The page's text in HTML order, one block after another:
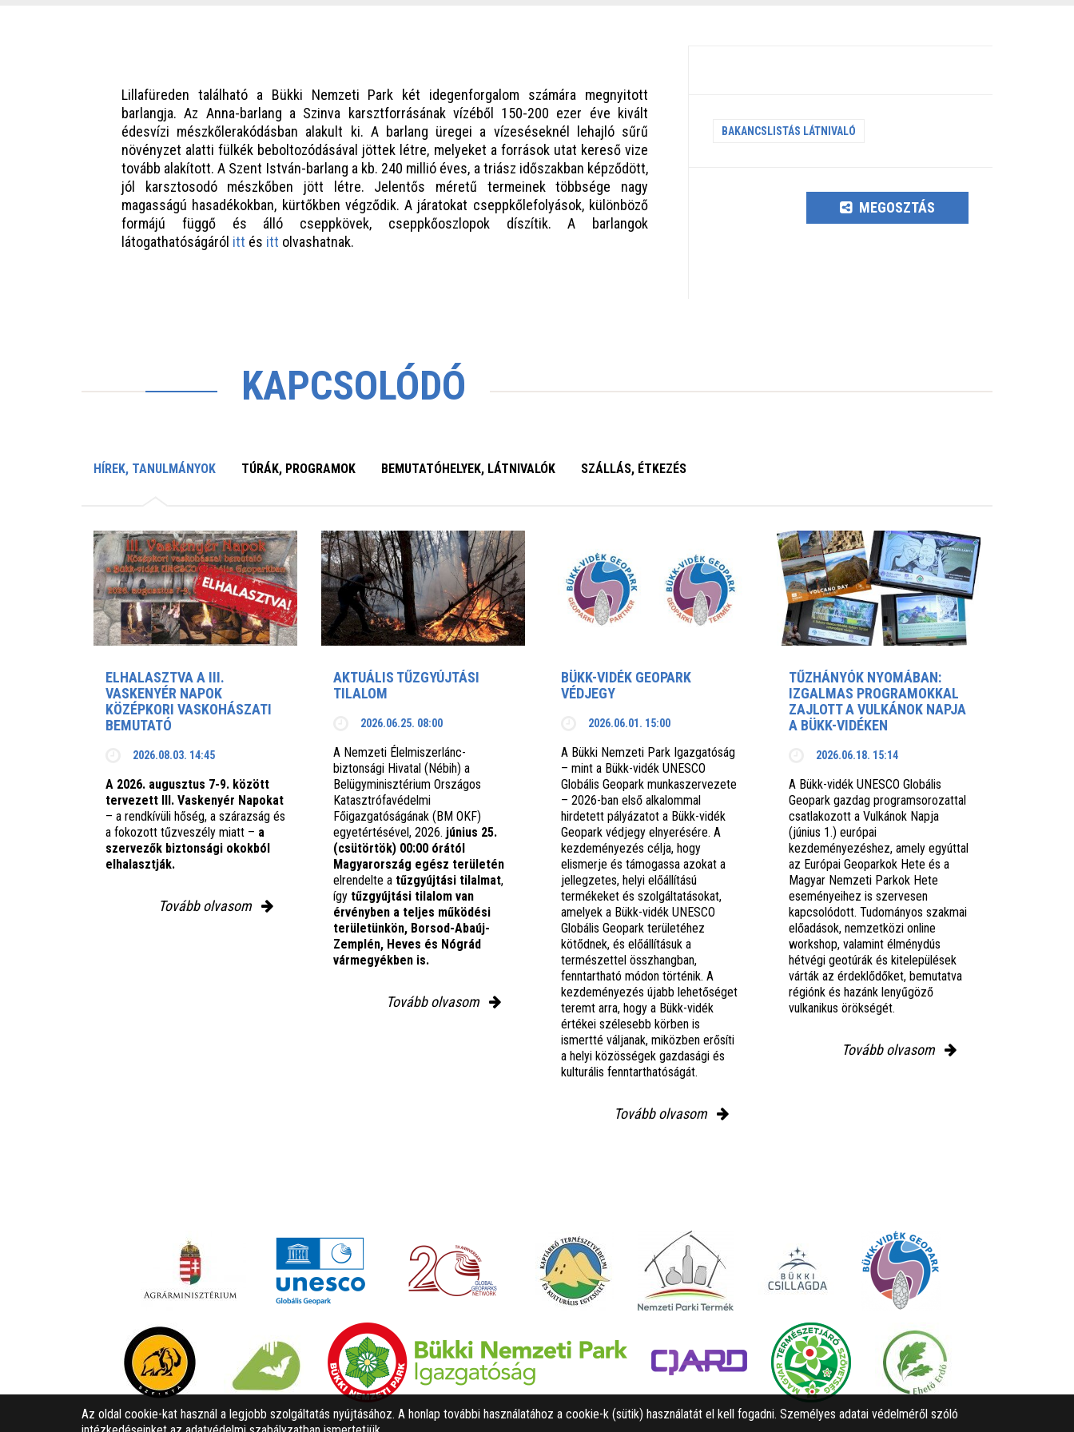
Lillafüreden található a Bükki Nemzeti Park két idegenforgalom számára megnyitott
barlangja. Az Anna-barlang a Szinva karsztforrásának vízéből 150-200 ezer éve kivált
édesvízi mészkőlerakódásban alakult ki. A barlang üregei a vízeséseknél lehajló sűrű
növényzet alatti fülkék beboltozódásával jöttek létre, melyeket a források utat kereső vize
tovább alakított. A Szent István-barlang a kb. 240 millió éves, a triász időszakban képződött,
jól karsztosodó mészkőben jött létre. Jelentős méretű termeinek többsége nagy
magasságú hasadékokban, kürtőkben végződik. A járatokat cseppkőlefolyások, különböző
formájú függő és álló cseppkövek, cseppkőoszlopok díszítik. A barlangok
látogathatóságáról itt és itt olvashatnak.
BAKANCSLISTÁS LÁTNIVALÓ
MEGOSZTÁS
KAPCSOLÓDÓ
HÍREK, TANULMÁNYOK TÚRÁK, PROGRAMOK BEMUTATÓHELYEK, LÁTNIVALÓK SZÁLLÁS, ÉTKEZÉS
ELHALASZTVA A III.
VASKENYÉR NAPOK
KÖZÉPKORI VASKOHÁSZATI
BEMUTATÓ
2026.08.03. 14:45
A 2026. augusztus 7-9. között
tervezett III. Vaskenyér Napokat
– a rendkívüli hőség, a szárazság és
a fokozott tűzveszély miatt – a
szervezők biztonsági okokból
elhalasztják.
Tovább olvasom
AKTUÁLIS TŰZGYÚJTÁSI
TILALOM
2026.06.25. 08:00
A Nemzeti Élelmiszerlánc-
biztonsági Hivatal (Nébih) a
Belügyminisztérium Országos
Katasztrófavédelmi
Főigazgatóságának (BM OKF)
egyetértésével, 2026. június 25.
(csütörtök) 00:00 órától
Magyarország egész területén
elrendelte a tűzgyújtási tilalmat,
így tűzgyújtási tilalom van
érvényben a teljes működési
területünkön, Borsod-Abaúj-
Zemplén, Heves és Nógrád
vármegyékben is.
Tovább olvasom
BÜKK-VIDÉK GEOPARK
VÉDJEGY
2026.06.01. 15:00
A Bükki Nemzeti Park Igazgatóság
– mint a Bükk-vidék UNESCO
Globális Geopark munkaszervezete
– 2026-ban első alkalommal
hirdetett pályázatot a Bükk-vidék
Geopark védjegy elnyerésére. A
kezdeményezés célja, hogy
elismerje és támogassa azokat a
jellegzetes, helyi előállítású
termékeket és szolgáltatásokat,
amelyek a Bükk-vidék UNESCO
Globális Geopark területéhez
kötődnek, és előállításuk a
természettel összhangban,
fenntartható módon történik. A
kezdeményezés újabb lehetőséget
teremt arra, hogy a Bükk-vidék
értékei szélesebb körben is
ismertté váljanak, miközben erősíti
a helyi közösségek gazdasági és
kulturális fenntarthatóságát.
Tovább olvasom
TŰZHÁNYÓK NYOMÁBAN:
IZGALMAS PROGRAMOKKAL
ZAJLOTT A VULKÁNOK NAPJA
A BÜKK-VIDÉKEN
2026.06.18. 15:14
A Bükk-vidék UNESCO Globális
Geopark gazdag programsorozattal
csatlakozott a Vulkánok Napja
(június 1.) európai
kezdeményezéshez, amely egyúttal
az Európai Geoparkok Hete és a
Magyar Nemzeti Parkok Hete
eseményeihez is szervesen
kapcsolódott. Tudományos szakmai
előadások, nemzetközi online
workshop, valamint élménydús
hétvégi geotúrák és kitelepülések
várták az érdeklődőket, bemutatva
régiónk és hazánk lenyűgöző
vulkanikus örökségét.
Tovább olvasom
Az oldal cookie-kat használ a legjobb szolgáltatás nyújtásához. A honlap további használatához a cookie-k (sütik) használatát el kell fogadni. Személyes adatai védelméről szóló